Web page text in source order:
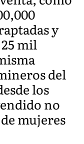
y
mil
del
los
no
mujeres